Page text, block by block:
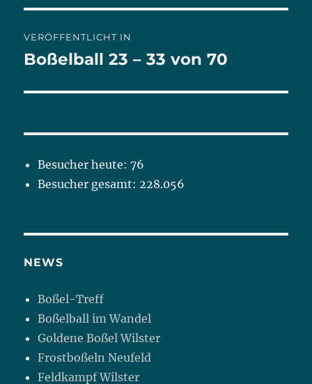
Navigation
VERÖFFENTLICHT IN
Boßelball 23 – 33 von 70
Besucher heute:76
Besucher gesamt: 228.056
NEWS
Boßel-Treff
Boßelball im Wandel
Goldene Boßel Wilster
Frostboßeln Neufeld
Feldkampf Wilster